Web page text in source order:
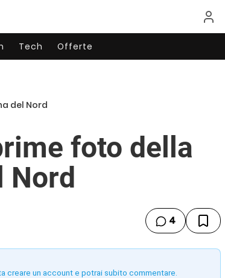
Tech Offerte
del Nord
foto della
Nord
4
creare un account e potrai subito commentare.